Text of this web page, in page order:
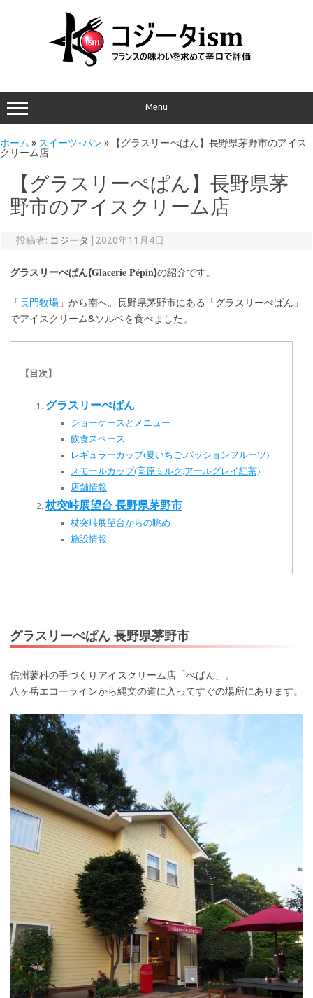
Menu
ホーム » スイーツ･パン »
【グラスリーぺぱん】長野県茅野市のアイス
クリーム店
【グラスリーぺぱん】長野県茅
野市のアイスクリーム店
投稿者: コジータ 2020年11月4日
グラスリーぺぱん(Glacerie Pépin)の紹介です。
「長門牧場 」から南へ。長野県茅野市にある「グラスリーぺぱん」
でアイスクリーム&ソルベを食べました。
【目次】
グラスリーぺぱん
ショーケースとメニュー
飲食スペース
レギュラーカップ(夏いちご,パッションフルーツ)
スモールカップ(高原ミルク,アールグレイ紅茶)
店舗情報
杖突峠展望台 長野県茅野市
杖突峠展望台からの眺め
施設情報
グラスリーぺぱん 長野県茅野市
信州蓼科の手づくりアイスクリーム店「ぺぱん」。
八ヶ岳エコーラインから縄文の道に入ってすぐの場所にあります。